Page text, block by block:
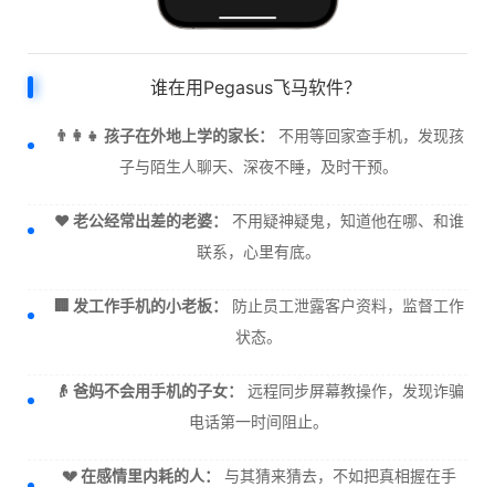
谁在用Pegasus飞马软件？
👨‍👩‍👧 孩子在外地上学的家长：
不用等回家查手机，发现孩
子与陌生人聊天、深夜不睡，及时干预。
❤️ 老公经常出差的老婆：
不用疑神疑鬼，知道他在哪、和谁
联系，心里有底。
🏢 发工作手机的小老板：
防止员工泄露客户资料，监督工作
状态。
👴 爸妈不会用手机的子女：
远程同步屏幕教操作，发现诈骗
电话第一时间阻止。
💔 在感情里内耗的人：
与其猜来猜去，不如把真相握在手